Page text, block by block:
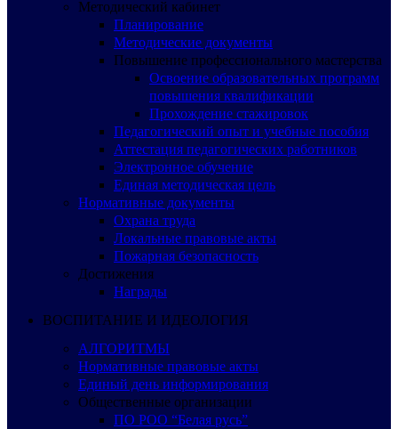
Методический кабинет
Планирование
Методические документы
Повышение профессионального мастерства
Освоение образовательных программ
повышения квалификации
Прохождение стажировок
Педагогический опыт и учебные пособия
Аттестация педагогических работников
Электронное обучение
Единая методическая цель
Нормативные документы
Охрана труда
Локальные правовые акты
Пожарная безопасность
Достижения
Награды
ВОСПИТАНИЕ И ИДЕОЛОГИЯ
АЛГОРИТМЫ
Нормативные правовые акты
Единый день информирования
Общественные организации
ПО РОО “Белая русь”